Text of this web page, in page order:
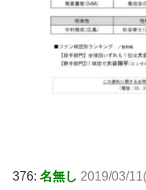
376: 名無し 2019/03/